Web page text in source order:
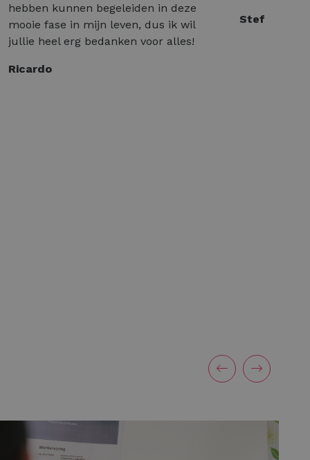
hebben kunnen begeleiden in deze
mooie fase in mijn leven, dus ik wil
jullie heel erg bedanken voor alles!
Ricardo
Stef